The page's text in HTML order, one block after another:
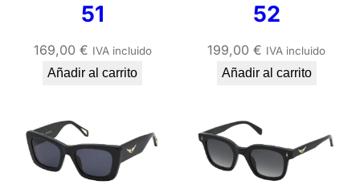
51
169,00 € IVA incluido
Añadir al carrito
52
199,00€ IVA incluido
Añadir al carrito